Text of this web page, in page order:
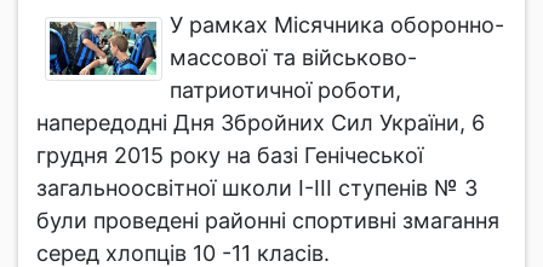
У рамках Місячника оборонно-
массової та військово-
патриотичної роботи,
напередодні Дня Збройних Сил України, 6
грудня 2015 року на базі Генічеської
загальноосвітної школи І-ІІІ ступенів № 3
були проведені районні спортивні змагання
серед хлопців 10 -11 класів.